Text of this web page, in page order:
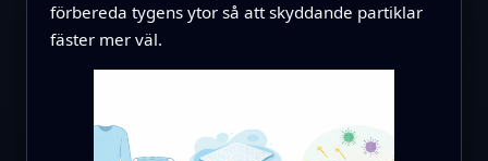
förbereda tygens ytor så att skyddande partiklar
fäster mer väl.